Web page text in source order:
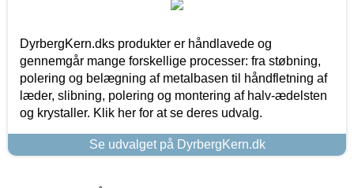
DyrbergKern.dks produkter er håndlavede og
gennemgår mange forskellige processer: fra støbning,
polering og belægning af metalbasen til håndfletning af
læder, slibning, polering og montering af halv-ædelsten
og krystaller. Klik her for at se deres udvalg.
Se udvalget på DyrbergKern.dk